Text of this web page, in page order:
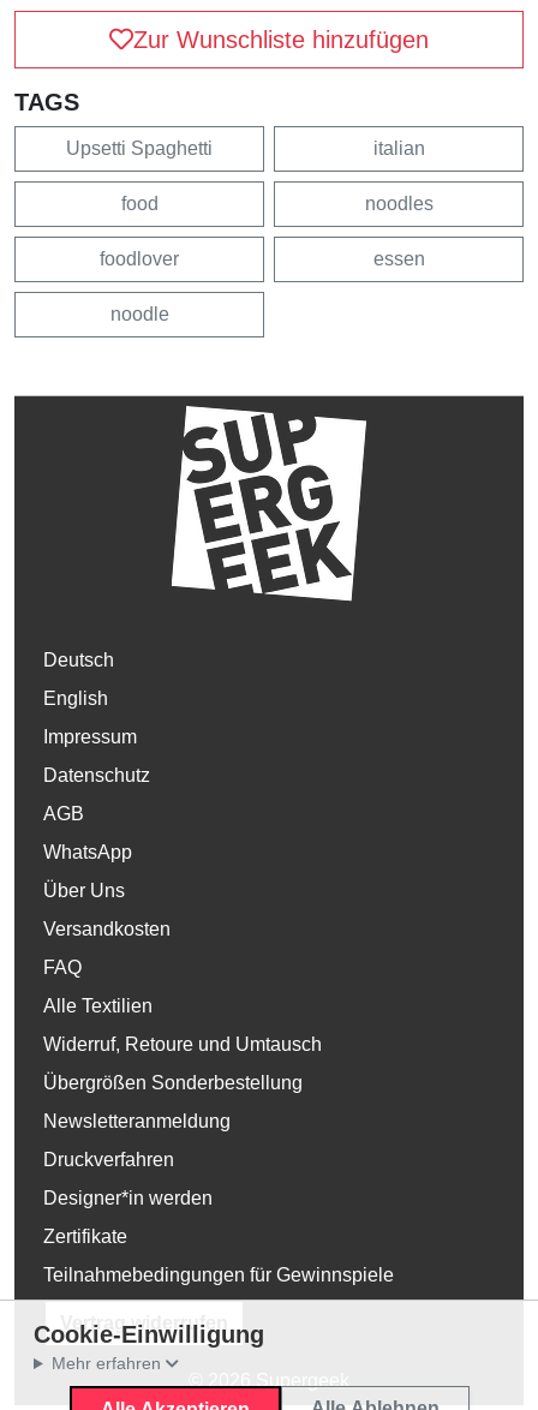
Zur Wunschliste hinzufügen
TAGS
Upsetti Spaghetti italian
food noodles
foodlover essen
noodle
Deutsch
English
Impressum
Datenschutz
AGB
WhatsApp
Über Uns
Versandkosten
FAQ
Alle Textilien
Widerruf, Retoure und Umtausch
Übergrößen Sonderbestellung
Newsletteranmeldung
Druckverfahren
Designer*in werden
Zertifikate
Teilnahmebedingungen für Gewinnspiele
Vertrag widerrufen
Cookie-Einwilligung
Mehr erfahren